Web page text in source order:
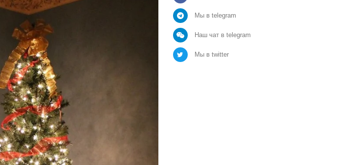
Мы в telegram
Наш чат в telegram
Мы в twitter